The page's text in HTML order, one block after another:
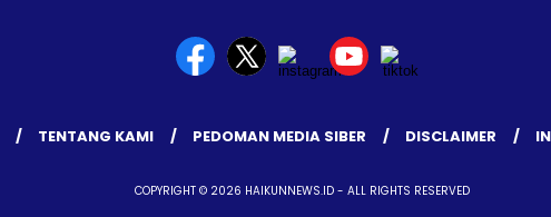
TENTANG KAMI PEDOMAN MEDIA SIBER DISCLAIMER
COPYRIGHT © 2026 HAIKUNNEWS.ID - ALL RIGHTS RESERVED